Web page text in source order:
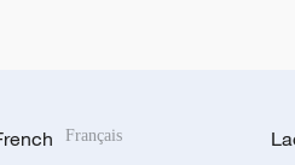
Français